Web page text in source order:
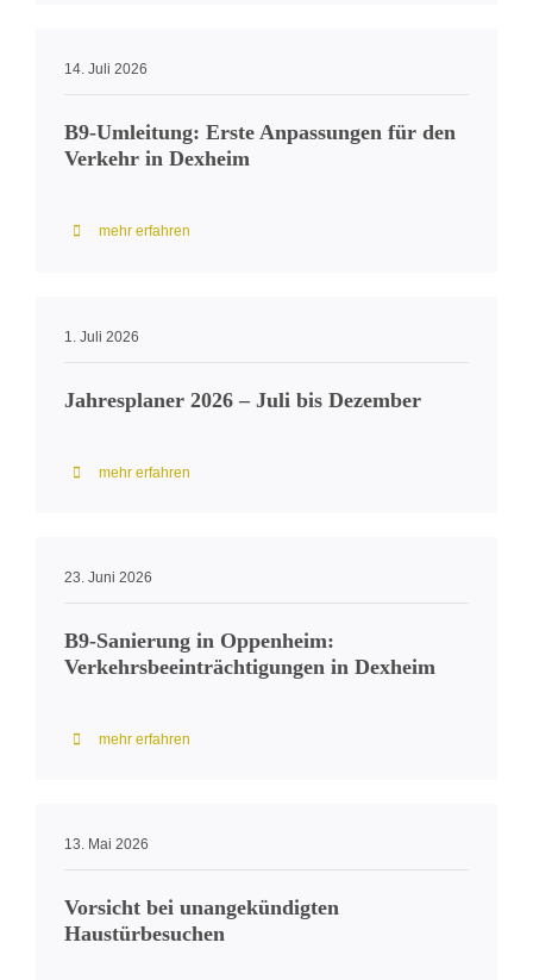
14. Juli 2026
B9-Umleitung: Erste Anpassungen für den
Verkehr in Dexheim
mehr erfahren
1. Juli 2026
Jahresplaner 2026 – Juli bis Dezember
mehr erfahren
23. Juni 2026
B9-Sanierung in Oppenheim:
Verkehrsbeeinträchtigungen in Dexheim
mehr erfahren
13. Mai 2026
Vorsicht bei unangekündigten
Haustürbesuchen